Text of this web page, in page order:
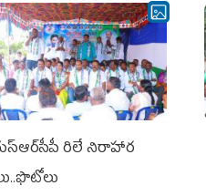
రిలే నిరాహార